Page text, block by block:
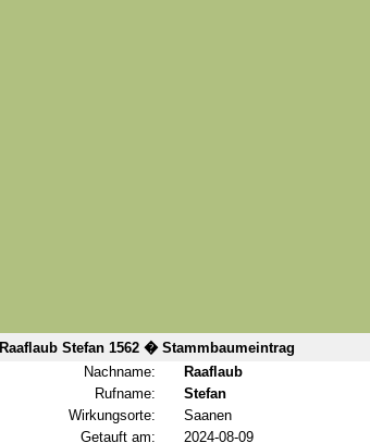
Raaflaub Stefan 1562 � Stammbaumeintrag
Nachname:
Raaflaub
Rufname:
Stefan
Wirkungsorte:
Saanen
Getauft am:
2024-08-09